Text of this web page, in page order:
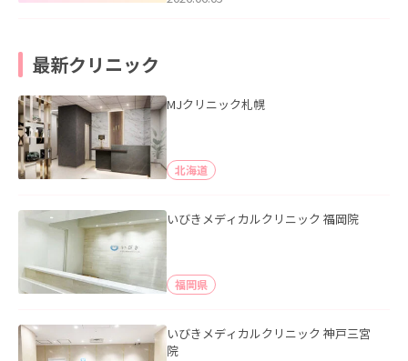
最新クリニック
MJクリニック札幌
北海道
いびきメディカルクリニック 福岡院
福岡県
いびきメディカルクリニック 神戸三宮
院